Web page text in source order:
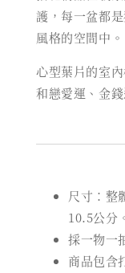
護，每一盆都
風格的空間中。
心型葉片的室
和戀愛運、金
尺寸：整
10.5公分
採一物一
商品包含